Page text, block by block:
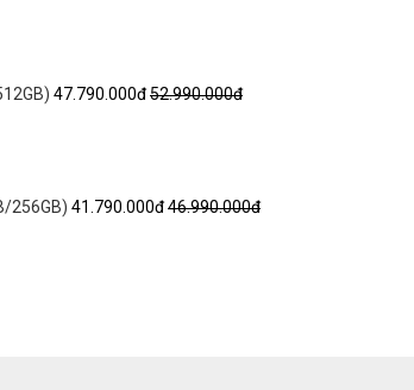
47.790.000đ52.990.000đ
256GB) 41.790.000đ46.990.000đ